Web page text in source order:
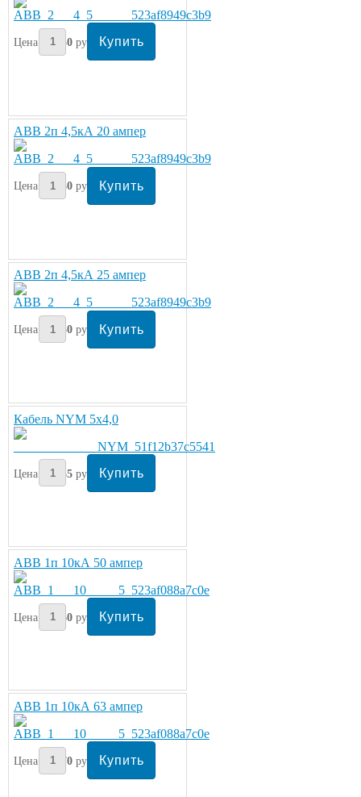
Цена: 350руб/шт.
ABB 2п 4,5кА 20 ампер
Цена: 350руб/шт.
ABB 2п 4,5кА 25 ампер
Цена: 350руб/шт.
Кабель NYM 5х4,0
Цена: 355руб/метр
ABB 1п 10кА 50 ампер
Цена: 360руб/шт.
ABB 1п 10кА 63 ампер
Цена: 370руб/шт.